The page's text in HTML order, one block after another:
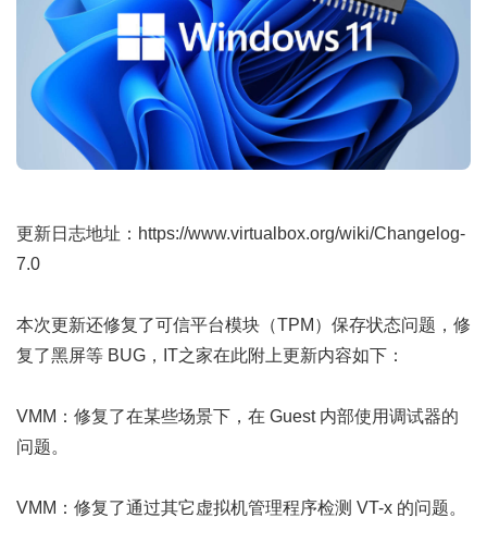
更新日志地址： https://www.virtualbox.org/wiki/Changelog-
7.0
本次更新还修复了可信平台模块（TPM）保存状态问题，修
复了黑屏等 BUG，IT之家在此附上更新内容如下：
VMM：修复了在某些场景下，在 Guest 内部使用调试器的
问题。
VMM：修复了通过其它虚拟机管理程序检测 VT-x 的问题。